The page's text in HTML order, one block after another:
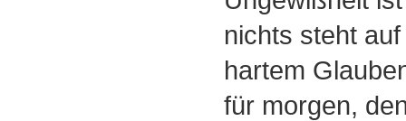
nichts steht
hartem
für morgen,